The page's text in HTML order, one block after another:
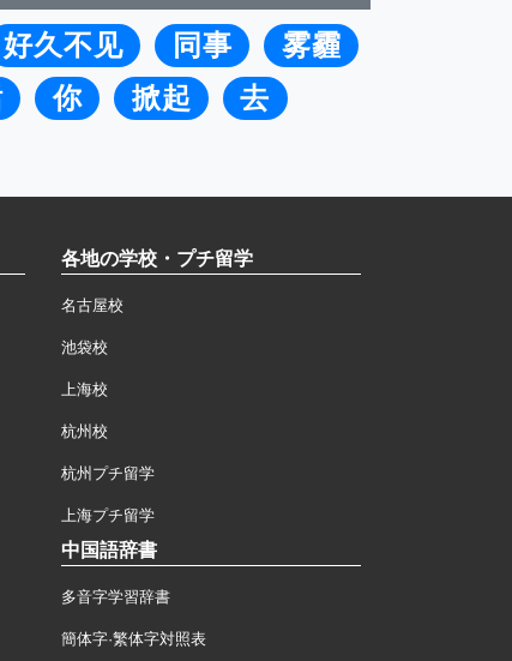
好久不见 同事
雾霾
你 掀起
去
各地の学校・プチ留学
名古屋校
池袋校
上海校
杭州校
杭州プチ留学
上海プチ留学
中国語辞書
多音字学習辞書
簡体字·繁体字対照表